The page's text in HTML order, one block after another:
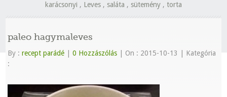
karácsonyi , Leves , saláta , sütemény , torta
paleo hagymaleves
By :recept parádé 0 Hozzászólás On : 2015-10-13
Kategória
: